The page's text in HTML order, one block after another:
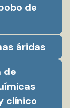
de
áridas
de
clínico